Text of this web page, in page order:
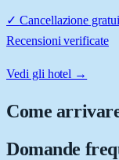
✓ Cancellazione
Recensioni verificate
Vedi gli hotel →
Come
Domande